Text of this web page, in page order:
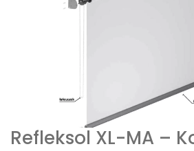
Refleksol XL-MA –